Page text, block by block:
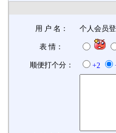
用 户 名： 个人会员
表 情：
顺便打个分： +2